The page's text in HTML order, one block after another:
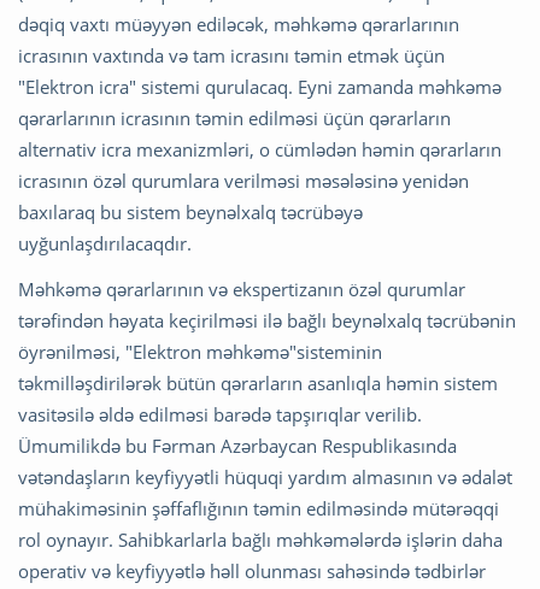
dəqiq vaxtı müəyyən ediləcək, məhkəmə qərarlarının
icrasının vaxtında və tam icrasını təmin etmək üçün
"Elektron icra" sistemi qurulacaq. Eyni zamanda məhkəmə
qərarlarının icrasının təmin edilməsi üçün qərarların
alternativ icra mexanizmləri, o cümlədən həmin qərarların
icrasının özəl qurumlara verilməsi məsələsinə yenidən
baxılaraq bu sistem beynəlxalq təcrübəyə
uyğunlaşdırılacaqdır.
Məhkəmə qərarlarının və ekspertizanın özəl qurumlar
tərəfindən həyata keçirilməsi ilə bağlı beynəlxalq təcrübənin
öyrənilməsi, "Elektron məhkəmə"sisteminin
təkmilləşdirilərək bütün qərarların asanlıqla həmin sistem
vasitəsilə əldə edilməsi barədə tapşırıqlar verilib.
Ümumilikdə bu Fərman Azərbaycan Respublikasında
vətəndaşların keyfiyyətli hüquqi yardım almasının və ədalət
mühakiməsinin şəffaflığının təmin edilməsində mütərəqqi
rol oynayır. Sahibkarlarla bağlı məhkəmələrdə işlərin daha
operativ və keyfiyyətlə həll olunması sahəsində tədbirlər